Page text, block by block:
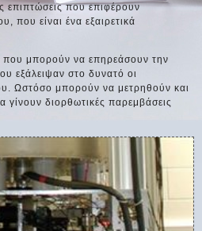
επιπτώσεις που επιφέρουν
που είναι ένα εξαιρετικά
μπορούν να επηρεάσουν την
εξάλειψαν στο δυνατό οι
Ωστόσο μπορούν να μετρηθούν και
διορθωτικές παρεμβάσεις